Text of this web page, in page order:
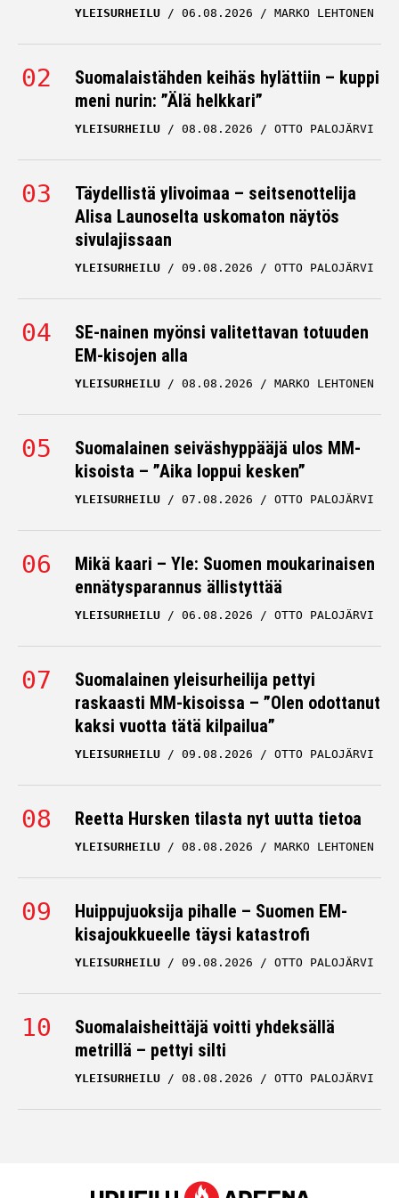
YLEISURHEILU 06.08.2026 MARKO LEHTONEN
Suomalaistähden keihäs hylättiin – kuppi
meni nurin: ”Älä helkkari”
YLEISURHEILU 08.08.2026 OTTO PALOJÄRVI
Täydellistä ylivoimaa – seitsenottelija
Alisa Launoselta uskomaton näytös
sivulajissaan
YLEISURHEILU 09.08.2026 OTTO PALOJÄRVI
SE-nainen myönsi valitettavan totuuden
EM-kisojen alla
YLEISURHEILU 08.08.2026 MARKO LEHTONEN
Suomalainen seiväshyppääjä ulos MM-
kisoista – ”Aika loppui kesken”
YLEISURHEILU 07.08.2026 OTTO PALOJÄRVI
Mikä kaari – Yle: Suomen moukarinaisen
ennätysparannus ällistyttää
YLEISURHEILU 06.08.2026 OTTO PALOJÄRVI
Suomalainen yleisurheilija pettyi
raskaasti MM-kisoissa – ”Olen odottanut
kaksi vuotta tätä kilpailua”
YLEISURHEILU 09.08.2026 OTTO PALOJÄRVI
Reetta Hursken tilasta nyt uutta tietoa
YLEISURHEILU 08.08.2026 MARKO LEHTONEN
Huippujuoksija pihalle – Suomen EM-
kisajoukkueelle täysi katastrofi
YLEISURHEILU 09.08.2026 OTTO PALOJÄRVI
Suomalaisheittäjä voitti yhdeksällä
metrillä – pettyi silti
YLEISURHEILU 08.08.2026 OTTO PALOJÄRVI